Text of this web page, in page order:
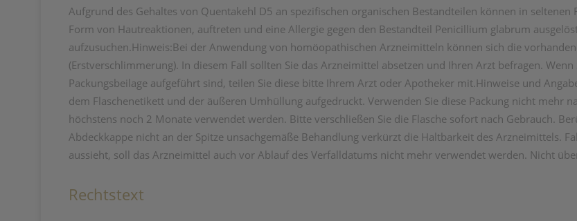
Aufgrund des Gehaltes von Quentakehl D5 an spezifischen organischen Bestandteilen können in
Form von Hautreaktionen, auftreten und eine Allergie gegen den Bestandteil Penicillium glabrum
aufzusuchen.Hinweis:Bei der Anwendung von homöopathischen Arzneimitteln können sich die
(Erstverschlimmerung). In diesem Fall sollten Sie das Arzneimittel absetzen und Ihren Arzt befragen.
Packungsbeilage aufgeführt sind, teilen Sie diese bitte Ihrem Arzt oder Apotheker mit.Hinweise und
dem Flaschenetikett und der äußeren Umhüllung aufgedruckt. Verwenden Sie diese Packung nicht mehr
höchstens noch 2 Monate verwendet werden. Bitte verschließen Sie die Flasche sofort nach Gebrauch.
Abdeckkappe nicht an der Spitze unsachgemäße Behandlung verkürzt die Haltbarkeit des Arzneimittels.
aussieht, soll das Arzneimittel auch vor Ablauf des Verfalldatums nicht mehr verwendet werden. Nicht
Rechtstext